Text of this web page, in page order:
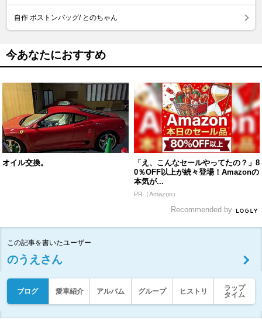
自作 ボストンバッグ/ とのちゃん
今あなたにおすすめ
オイル交換。
「え、こんなセールやってたの？」8
0％OFF以上が続々登場！Amazonの
本気が...
PR（Amazon）
Recommended by
この記事を書いたユーザー
のうえさん
ブログ 愛車紹介 アルバム グループ ヒストリ
ラップ
タイム